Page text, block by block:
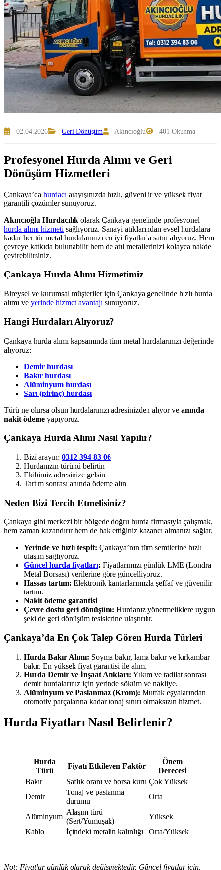
02.04.2026 Geri Dönüşüm Akıncıoğlu 401 Okunma
Profesyonel Hurda Alımı ve Geri
Dönüşüm Hizmetleri
Çankaya’da hurdacı arayışınızda hızlı, güvenilir ve yüksek fiyat
garantili çözümler sunuyoruz.
Akıncıoğlu Hurdacılık olarak Çankaya genelinde profesyonel
hurda alımı hizmeti sağlıyoruz. Sanayi atıklarından evsel hurdalara
kadar her tür metal hurdalarınızı en iyi fiyatlarla satın alıyoruz. Hem
çevreye katkıda bulunabilir hem de atıl metallerinizi kolayca nakde
çevirebilirsiniz.
Çankaya Hurda Alımı Hizmetimiz
Bireysel ve kurumsal müşteriler için Çankaya genelinde hızlı hurda
alımı ve yerinde hizmet avantajı sunuyoruz.
Hangi Hurdaları Alıyoruz?
Çankaya hurda alımı kapsamında tüm metal hurdalarınızı değerinde
alıyoruz:
Demir hurdası
Bakır hurdası
Alüminyum hurdası
Sarı (pirinç) hurdası
Türü ne olursa olsun hurdalarınızı adresinizden alıyor ve anında
nakit ödeme yapıyoruz.
Çankaya Hurda Alımı Nasıl Yapılır?
Bizi arayın: 0312 394 83 06
Hurdanızın türünü belirtin
Ekibimiz adresinize gelsin
Tartım sonrası anında ödeme alın
Neden Bizi Tercih Etmelisiniz?
Çankaya gibi merkezi bir bölgede doğru hurda firmasıyla çalışmak,
hem zaman kazandırır hem de hak ettiğiniz kazancı almanızı sağlar.
Yerinde ve hızlı tespit: Çankaya’nın tüm semtlerine hızlı
ulaşım sağlıyoruz.
Güncel hurda fiyatları: Fiyatlarımızı günlük LME (Londra
Metal Borsası) verilerine göre güncelliyoruz.
Hassas tartım: Elektronik kantarlarımızla şeffaf ve güvenilir
tartım.
Nakit ödeme garantisi
Çevre dostu geri dönüşüm: Hurdanız yönetmeliklere uygun
şekilde geri dönüşüm tesislerine ulaştırılır.
Çankaya’da En Çok Talep Gören Hurda Türleri
Hurda Bakır Alımı: Soyma bakır, lama bakır ve kırkambar
bakır. En yüksek fiyat garantisi ile alım.
Hurda Demir ve İnşaat Atıkları: Yıkım ve tadilat sonrası
demir hurdalarınız için yerinde söküm ve nakliye.
Alüminyum ve Paslanmaz (Krom): Mutfak eşyalarından
otomotiv parçalarına kadar tonaj sınırı olmaksızın hizmet.
Hurda Fiyatları Nasıl Belirlenir?
Hurda
Türü
Fiyatı Etkileyen Faktör
Önem
Derecesi
Bakır
Saflık oranı ve borsa kuru Çok Yüksek
Demir
Tonaj ve paslanma
durumu
Orta
Alüminyum
Alaşım türü
(Sert/Yumuşak)
Yüksek
Kablo
İçindeki metalin kalınlığı Orta/Yüksek
Not: Fiyatlar günlük olarak değişmektedir. Güncel fiyatlar için,